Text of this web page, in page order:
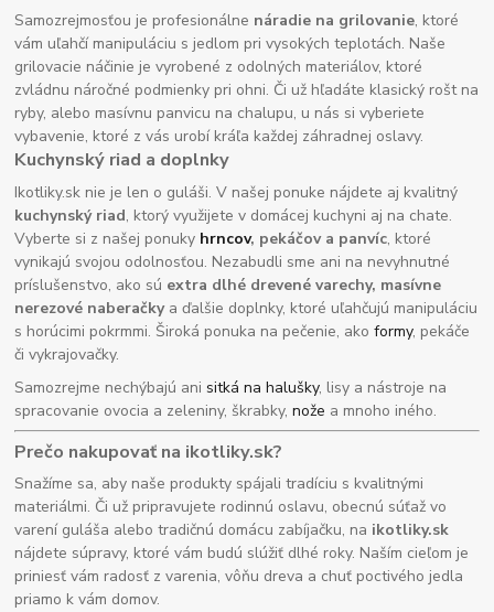
Samozrejmosťou je profesionálne náradie na grilovanie, ktoré
vám uľahčí manipuláciu s jedlom pri vysokých teplotách. Naše
grilovacie náčinie je vyrobené z odolných materiálov, ktoré
zvládnu náročné podmienky pri ohni. Či už hľadáte klasický rošt na
ryby, alebo masívnu panvicu na chalupu, u nás si vyberiete
vybavenie, ktoré z vás urobí kráľa každej záhradnej oslavy.
Kuchynský riad a doplnky
Ikotliky.sk nie je len o guláši. V našej ponuke nájdete aj kvalitný
kuchynský riad, ktorý využijete v domácej kuchyni aj na chate.
Vyberte si z našej ponuky hrncov, pekáčov a panvíc, ktoré
vynikajú svojou odolnosťou. Nezabudli sme ani na nevyhnutné
príslušenstvo, ako sú extra dlhé drevené varechy, masívne
nerezové naberačkya ďalšie doplnky, ktoré uľahčujú manipuláciu
s horúcimi pokrmmi. Široká ponuka na pečenie, akoformy, pekáče
či vykrajovačky.
Samozrejme nechýbajú anisitká na halušky, lisy a nástroje na
spracovanie ovocia a zeleniny, škrabky,nože a mnoho iného.
Prečo nakupovať na ikotliky.sk?
Snažíme sa, aby naše produkty spájali tradíciu s kvalitnými
materiálmi. Či už pripravujete rodinnú oslavu, obecnú súťaž vo
varení guláša alebo tradičnú domácu zabíjačku, na ikotliky.sk
nájdete súpravy, ktoré vám budú slúžiť dlhé roky. Naším cieľom je
priniesť vám radosť z varenia, vôňu dreva a chuť poctivého jedla
priamo k vám domov.